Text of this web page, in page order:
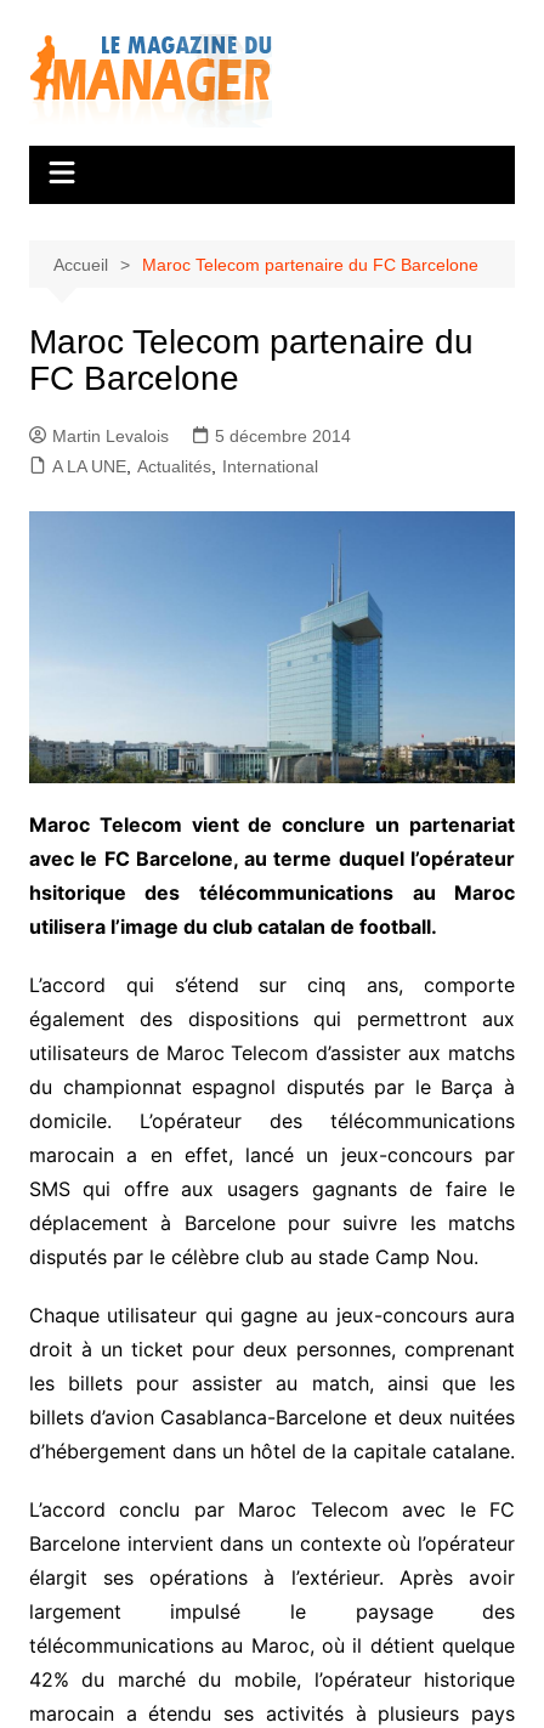
contenu
Accueil Maroc Telecom partenaire du FC Barcelone
Maroc Telecom partenaire du
FC Barcelone
Martin Levalois
5 décembre 2014
A LA UNE, Actualités, International
Maroc Telecom vient de conclure un partenariat
avec le FC Barcelone, au terme duquel l’opérateur
hsitorique des télécommunications au Maroc
utilisera l’image du club catalan de football.
L’accord qui s’étend sur cinq ans, comporte
également des dispositions qui permettront aux
utilisateurs de Maroc Telecom d’assister aux matchs
du championnat espagnol disputés par le Barça à
domicile. L’opérateur des télécommunications
marocain a en effet, lancé un jeux-concours par
SMS qui offre aux usagers gagnants de faire le
déplacement à Barcelone pour suivre les matchs
disputés par le célèbre club au stade Camp Nou.
Chaque utilisateur qui gagne au jeux-concours aura
droit à un ticket pour deux personnes, comprenant
les billets pour assister au match, ainsi que les
billets d’avion Casablanca-Barcelone et deux nuitées
d’hébergement dans un hôtel de la capitale catalane.
L’accord conclu par Maroc Telecom avec le FC
Barcelone intervient dans un contexte où l’opérateur
élargit ses opérations à l’extérieur. Après avoir
largement impulsé le paysage des
télécommunications au Maroc, où il détient quelque
42% du marché du mobile, l’opérateur historique
marocain a étendu ses activités à plusieurs pays